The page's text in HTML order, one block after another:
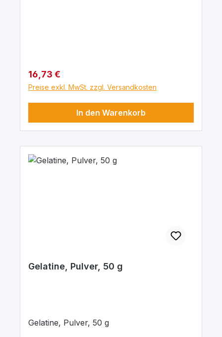
Regulärer Preis:
16,73 €
Preise exkl. MwSt. zzgl. Versandkosten
In den Warenkorb
Gelatine, Pulver, 50 g
Gelatine, Pulver, 50 g